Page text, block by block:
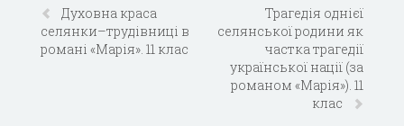
Духовна краса
селянки–трудівниці в
романі «Марія». 11 клас
Трагедія однієї
селянської родини як
частка трагедії
української нації (за
романом «Марія»). 11
клас